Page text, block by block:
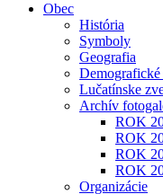
Obec
História
Symboly
Geografia
Demografické
Lučatínske
Archív
ROK
ROK
ROK
ROK
Organizácie